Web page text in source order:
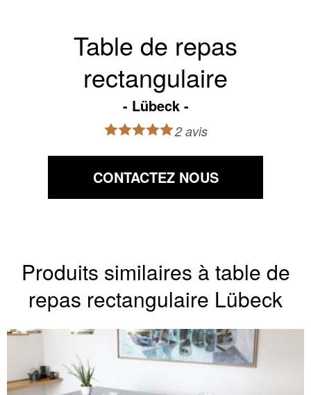
Table de repas
rectangulaire
Lübeck
2 avis
CONTACTEZ NOUS
Produits similaires à table de
repas rectangulaire Lübeck